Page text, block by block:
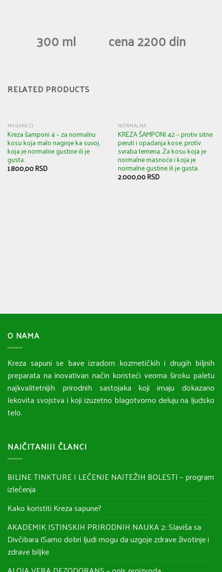
300 ml cena 2200 din
RELATED PRODUCTS
MAGAREĆI
Kreza šamponi 4 – za normalnu
kosu koja malo naginje ka suvoj,
koja je normalne gustine ili je
gusta.
1.800,00RSD
NORMALNA
KREZA ŠAMPONI 42 – protiv sitne
peruti i opadanja kose, protiv
svraba temena. Za kosu koja je
normalne masnoće i koja je
normalne gustine ili je gusta.
2.000,00RSD
O NAMA
Kreza sapuni se bave izradom kozmetičkih i drugih biljnih
preparata na inovativan način koristeći veoma široku paletu
najkvalitetnijih prirodnih sastojaka koji imaju dokazano
lekovita svojstva i koji izuzetno blagotvorno deluju na ljudsko
telo.
NAJČITANIJI ČLANCI
BILJNE TINKTURE I LEČENJE NAJTEŽIH BOLESTI – program
izlečenja
Kako koristiti Kreza sapune?
AKADEMIK ISTINSKIH PRIRODNIH NAUKA 2: Slaviša sa
Divčibara (Samo dobri ljudi mogu da uzgoje zdrave životinje i
zdrave biljke